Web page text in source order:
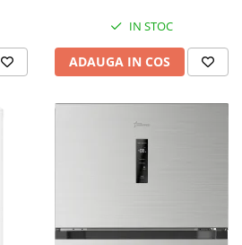
IN STOC
ADAUGA IN COS